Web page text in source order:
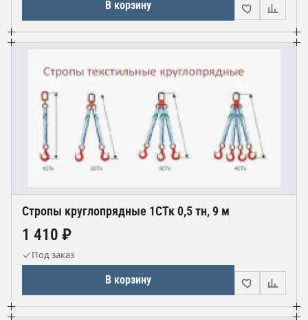
В корзину
Стропы круглопрядные 1СТк 0,5 тн, 9 м
1 410 ₽
Под заказ
В корзину